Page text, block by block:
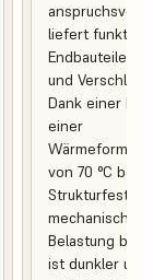
liefert
Endbauteile,
und
Dank einer
einer
von 70 °C
mechanischer
Belastung bei.
ist dunkler